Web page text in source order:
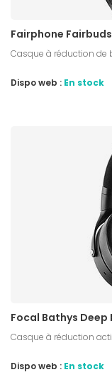
Fairphone
Casque à réduction de
Dispo web : En stock
Focal Bathys
Casque à réduction
Dispo web : En stock